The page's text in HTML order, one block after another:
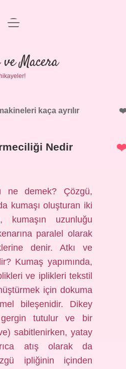
Anasayfa
Politikası
Uyarı
menüyü
Macera
kaça ayrılır
Nedir
ne demek? Çözgü,
kumaşı oluşturan iki
kumaşın uzunluğu
paralel olarak
denir. Atkı ve
Kumaş yapımında,
ve iplikleri tekstil
için dokuma
bileşenidir. Dikey
tutulur ve bir
sabitlenirken, yatay
atış olarak da
ipliğinin içinden